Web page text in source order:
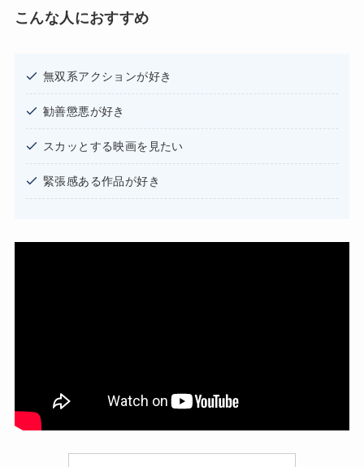
こんな人におすすめ
無双系アクションが好き
勧善懲悪が好き
スカッとする映画を見たい
緊張感ある作品が好き